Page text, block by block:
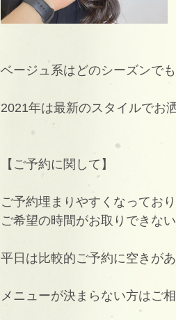
ベージュ系はどのシーズンで
2021年は最新のスタイルでお
【ご予約に関して】
ご予約埋まりやすくなっており
ご希望の時間がお取りできな
平日は比較的ご予約に空きがあ
メニューが決まらない方はご